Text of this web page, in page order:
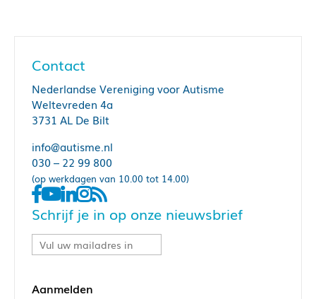
Contact
Nederlandse Vereniging voor Autisme
Weltevreden 4a
3731 AL De Bilt
info@autisme.nl
030 – 22 99 800
(op werkdagen van 10.00 tot 14.00)
Schrijf je in op onze nieuwsbrief